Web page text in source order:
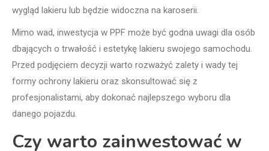
wygląd lakieru lub będzie widoczna na karoserii.
Mimo wad, inwestycja w PPF może być godna uwagi dla osób
dbających o trwałość i estetykę lakieru swojego samochodu.
Przed podjęciem decyzji warto rozważyć zalety i wady tej
formy ochrony lakieru oraz skonsultować się z
profesjonalistami, aby dokonać najlepszego wyboru dla
danego pojazdu.
Czy warto zainwestować w